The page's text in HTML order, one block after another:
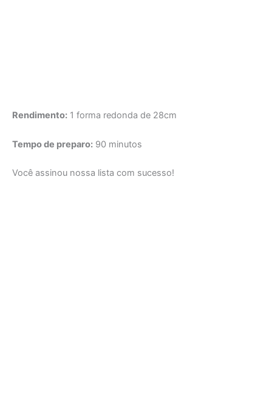
Rendimento: 1 forma redonda de 28cm
Tempo de preparo: 90 minutos
Você assinou nossa lista com sucesso!